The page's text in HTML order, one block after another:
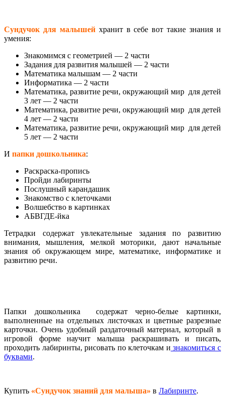
Сундучок для малышейхранит в себе вот такие знания и
умения:
Знакомимся с геометрией — 2 части
Задания для развития малышей — 2 части
Математика малышам — 2 части
Информатика — 2 части
Математика, развитие речи, окружающий мир для детей
3 лет — 2 части
Математика, развитие речи, окружающий мир для детей
4 лет — 2 части
Математика, развитие речи, окружающий мир для детей
5 лет — 2 части
И папки дошкольника:
Раскраска-пропись
Пройди лабиринты
Послушный карандашик
Знакомство с клеточками
Волшебство в картинках
АБВГДЕ-йка
Тетрадки содержат увлекательные задания по развитию
внимания, мышления, мелкой моторики, дают начальные
знания об окружающем мире, математике, информатике и
развитию речи.
Папки дошкольника содержат черно-белые картинки,
выполненные на отдельных листочках и цветные разрезные
карточки. Очень удобный раздаточный материал, который в
игровой форме научит малыша раскрашивать и писать,
проходить лабиринты, рисовать по клеточкам и знакомиться с
буквами.
Купить «Сундучок знаний для малыша» в Лабиринте.